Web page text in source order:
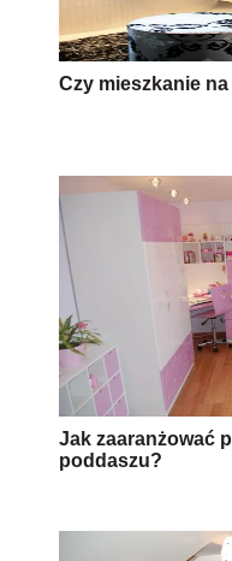
Czy mieszkanie
Jak zaaranżować
poddaszu?